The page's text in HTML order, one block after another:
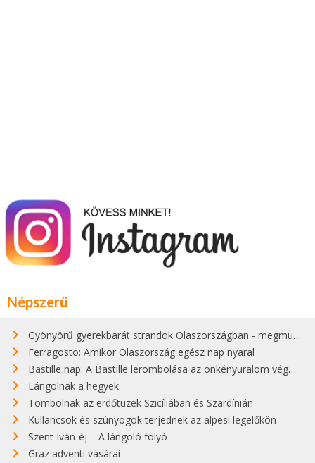
Népszerű
Gyönyörű gyerekbarát strandok Olaszországban - megmutatjuk a 15 legjobbat
Ferragosto: Amikor Olaszország egész nap nyaral
Bastille nap: A Bastille lerombolása az önkényuralom végét jelentette
Lángolnak a hegyek
Tombolnak az erdőtüzek Szicíliában és Szardínián
Kullancsok és szúnyogok terjednek az alpesi legelőkön
Szent Iván-éj – A lángoló folyó
Graz adventi vásárai